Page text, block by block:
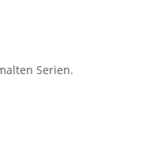
Serien.